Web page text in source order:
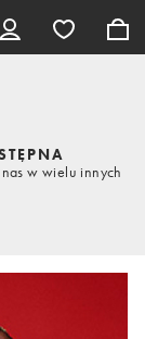
w wielu innych